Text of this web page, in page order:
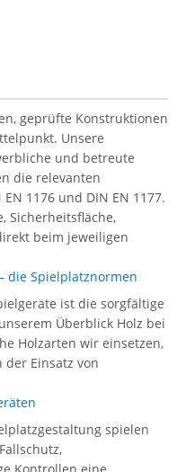
geprüfte Konstruktionen
Unsere
und betreute
die relevanten
1176 und DIN EN 1177.
Sicherheitsfläche,
beim jeweiligen
die Spielplatznormen
ist die sorgfältige
Überblick Holz bei
Holzarten wir einsetzen,
Einsatz von
spielen
Kontrollen eine